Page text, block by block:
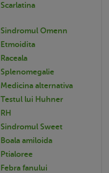
Scarlatina
Sindromul Omenn
Etmoidita
Raceala
Splenomegalie
Medicina alternativa
Testul lui Huhner
RH
Sindromul Sweet
Boala amiloida
Ptialoree
Febra fanului